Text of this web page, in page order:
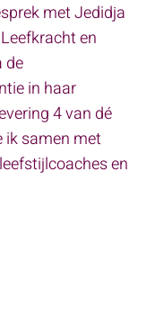
met Jedidja
en
de
in haar
4 van dé
ik samen met
en